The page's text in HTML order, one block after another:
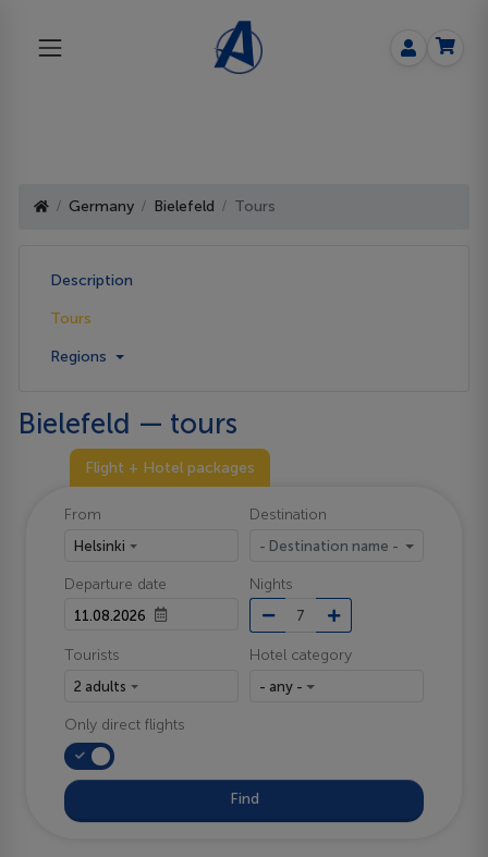
Germany Bielefeld Tours
Description
Tours
Regions
Bielefeld — tours
Flight + Hotel packages
From
Helsinki
Destination
- Destination name -
Departure date Nights
Tourists
2 adults
Hotel category
- any -
Only direct flights
Find